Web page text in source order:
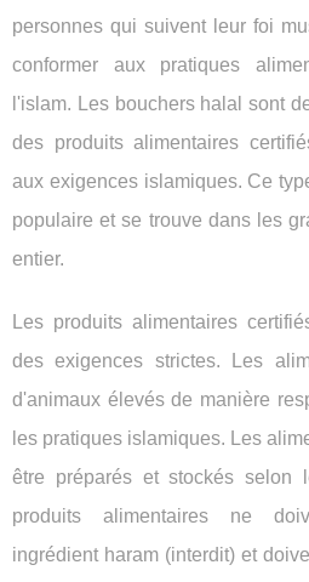
personnes qui suivent leur foi
conformer aux pratiques
l'islam. Les bouchers halal sont
des produits alimentaires
aux exigences islamiques. Ce
populaire et se trouve dans les
entier.
Les produits alimentaires
des exigences strictes. Les
d'animaux élevés de manière
les pratiques islamiques. Les
être préparés et stockés selon
produits alimentaires ne
ingrédient haram (interdit) et